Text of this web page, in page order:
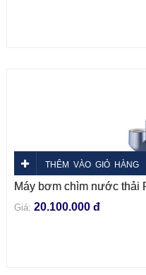
THÊM VÀO GIỎ HÀNG
Máy bơm chìm nước thải
Giá: 20.100.000 đ